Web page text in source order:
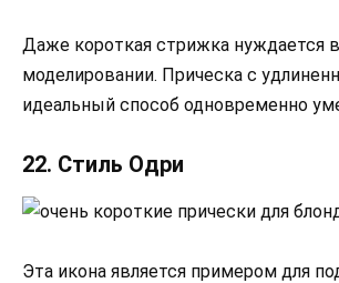
Даже короткая стрижка нуждается в
моделировании. Прическа с
идеальный способ одновременно
22. Стиль Одри
Эта икона является примером для